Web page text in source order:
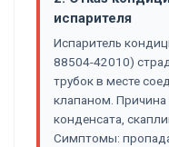
испарителя
Испаритель
88504-42010)
трубок в месте
клапаном. Причина
конденсата,
Симптомы: